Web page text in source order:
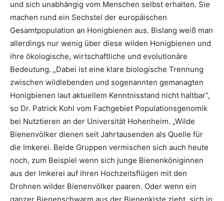
und sich unabhängig vom Menschen selbst erhalten. Sie
machen rund ein Sechstel der europäischen
Gesamtpopulation an Honigbienen aus. Bislang weiß man
allerdings nur wenig über diese wilden Honigbienen und
ihre ökologische, wirtschaftliche und evolutionäre
Bedeutung. „Dabei ist eine klare biologische Trennung
zwischen wildlebenden und sogenannten gemanagten
Honigbienen laut aktuellem Kenntnisstand nicht haltbar“,
so Dr. Patrick Kohl vom Fachgebiet Populationsgenomik
bei Nutztieren an der Universität Hohenheim. „Wilde
Bienenvölker dienen seit Jahrtausenden als Quelle für
die Imkerei. Beide Gruppen vermischen sich auch heute
noch, zum Beispiel wenn sich junge Bienenköniginnen
aus der Imkerei auf ihren Hochzeitsflügen mit den
Drohnen wilder Bienenvölker paaren. Oder wenn ein